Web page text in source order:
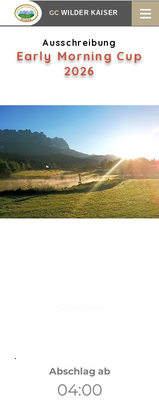
WILDER KAISER
GC
Ausschreibung
Early Morning Cup
2026
Abschlag ab
04:00